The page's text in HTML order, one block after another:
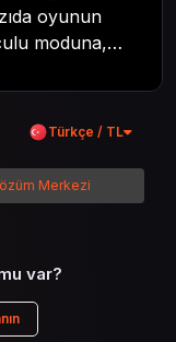
oyunun
moduna,
Tüm
kartı
Türkçe / TL
Merkezi
var?